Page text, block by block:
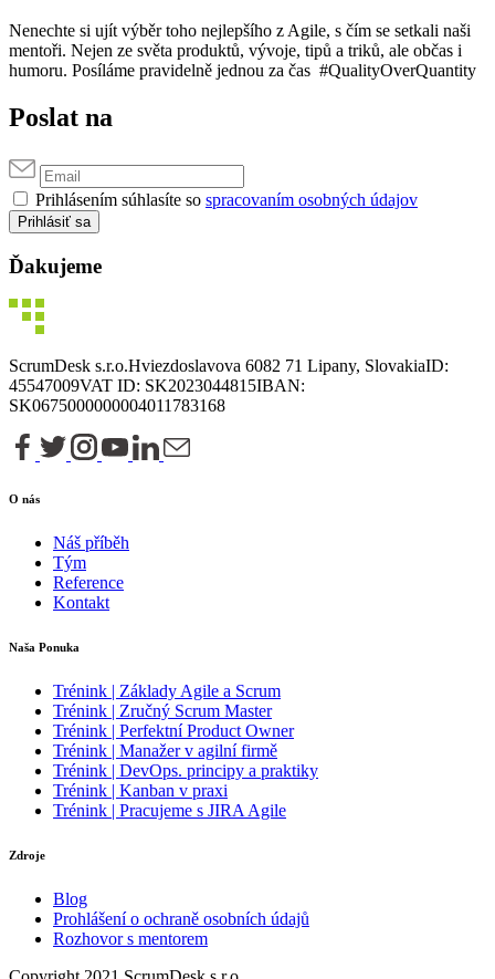
Nenechte si ujít výběr toho nejlepšího z Agile, s čím se setkali naši
mentoři. Nejen ze světa produktů, vývoje, tipů a triků, ale občas i
humoru. Posíláme pravidelně jednou za čas #QualityOverQuantity
Poslat na
Prihlásením súhlasíte so spracovaním osobných údajov
Prihlásiť sa
Ďakujeme
ScrumDesk s.r.o.Hviezdoslavova 6082 71 Lipany, SlovakiaID:
45547009VAT ID: SK2023044815IBAN:
SK0675000000004011783168
O nás
Náš příběh
Tým
Reference
Kontakt
Naša Ponuka
Trénink | Základy Agile a Scrum
Trénink | Zručný Scrum Master
Trénink | Perfektní Product Owner
Trénink | Manažer v agilní firmě
Trénink | DevOps. principy a praktiky
Trénink | Kanban v praxi
Trénink | Pracujeme s JIRA Agile
Zdroje
Blog
Prohlášení o ochraně osobních údajů
Rozhovor s mentorem